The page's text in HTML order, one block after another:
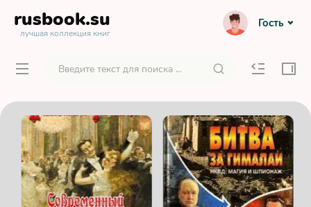
rusbook.su
лучшая коллекция книг
Гость